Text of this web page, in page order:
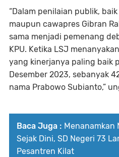
“Dalam penilaian publik,
maupun cawapres Gibran
sama menjadi pemenang
KPU. Ketika LSJ
yang kinerjanya paling baik
Desember 2023, sebanyak
nama Prabowo Subianto,”
Baca Juga : Menanamkan
Sejak Dini, SD Negeri 73
Pesantren Kilat